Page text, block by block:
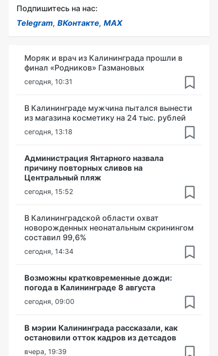
Подпишитесь на нас:
Telegram, ВКонтакте, MAX
Моряк и врач из Калининграда прошли в
финал «Родников» Газмановых
сегодня, 10:31
В Калининграде мужчина пытался вынести
из магазина косметику на 24 тыс. рублей
сегодня, 13:18
Администрация Янтарного назвала
причину повторных сливов на
Центральный пляж
сегодня, 15:52
В Калининградской области охват
новорожденных неонатальным скринингом
составил 99,6%
сегодня, 14:34
Возможны кратковременные дожди:
погода в Калининграде 8 августа
сегодня, 09:00
В мэрии Калининграда рассказали, как
остановили отток кадров из детсадов
вчера, 19:39